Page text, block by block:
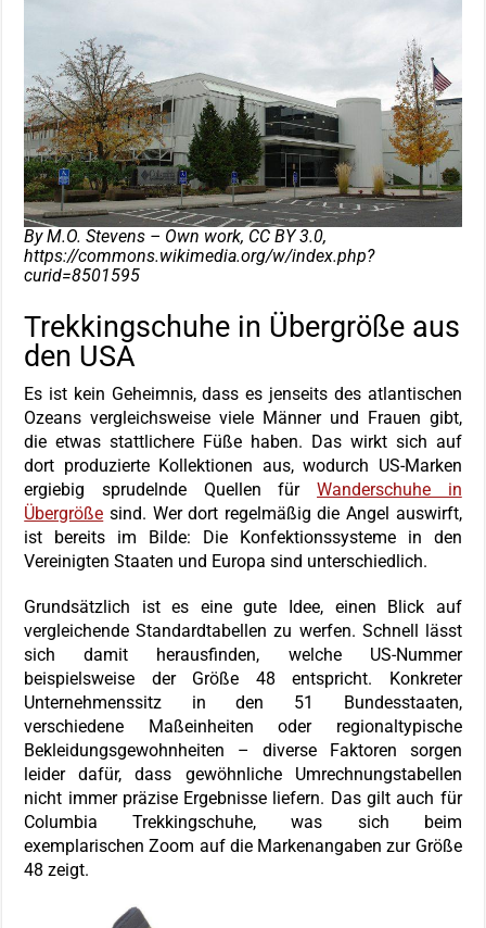
By M.O. Stevens – Own work, CC BY 3.0,
https://commons.wikimedia.org/w/index.php?
curid=8501595
Trekkingschuhe in Übergröße aus
den USA
Es ist kein Geheimnis, dass es jenseits des atlantischen
Ozeans vergleichsweise viele Männer und Frauen gibt,
die etwas stattlichere Füße haben. Das wirkt sich auf
dort produzierte Kollektionen aus, wodurch US-Marken
ergiebig sprudelnde Quellen fürWanderschuhe in
Übergröße sind. Wer dort regelmäßig die Angel auswirft,
ist bereits im Bilde: Die Konfektionssysteme in den
Vereinigten Staaten und Europa sind unterschiedlich.
Grundsätzlich ist es eine gute Idee, einen Blick auf
vergleichende Standardtabellen zu werfen. Schnell lässt
sich damit herausfinden, welche US-Nummer
beispielsweise der Größe 48 entspricht. Konkreter
Unternehmenssitz in den 51 Bundesstaaten,
verschiedene Maßeinheiten oder regionaltypische
Bekleidungsgewohnheiten – diverse Faktoren sorgen
leider dafür, dass gewöhnliche Umrechnungstabellen
nicht immer präzise Ergebnisse liefern. Das gilt auch für
Columbia Trekkingschuhe, was sich beim
exemplarischen Zoom auf die Markenangaben zur Größe
48 zeigt.